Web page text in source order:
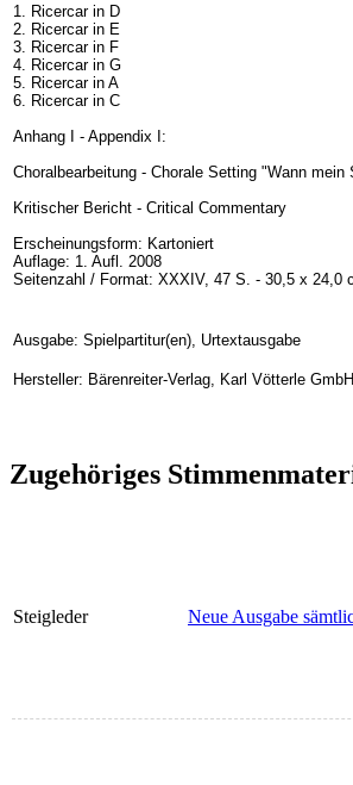
1. Ricercar in D
2. Ricercar in E
3. Ricercar in F
4. Ricercar in G
5. Ricercar in A
6. Ricercar in C
Anhang I - Appendix I:
Choralbearbeitung - Chorale Setting "Wann mein
Kritischer Bericht - Critical Commentary
Erscheinungsform: Kartoniert
Auflage: 1. Aufl. 2008
Seitenzahl / Format: XXXIV, 47 S. - 30,5 x 24,0
Ausgabe: Spielpartitur(en), Urtextausgabe
Hersteller: Bärenreiter-Verlag, Karl Vötterle
Zugehöriges
Steigleder Neue Ausgabe